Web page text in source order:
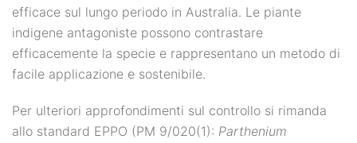
efficace sul lungo periodo in Australia. Le piante
indigene antagoniste possono contrastare
efficacemente la specie e rappresentano un metodo di
facile applicazione e sostenibile.
Per ulteriori approfondimenti sul controllo si rimanda
allo standard EPPO (PM 9/020(1): Parthenium